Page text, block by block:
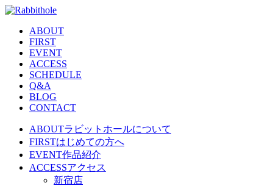
ABOUT
FIRST
EVENT
ACCESS
SCHEDULE
Q&A
BLOG
CONTACT
ABOUTラビットホールについて
FIRSTはじめての方へ
EVENT作品紹介
ACCESSアクセス
新宿店